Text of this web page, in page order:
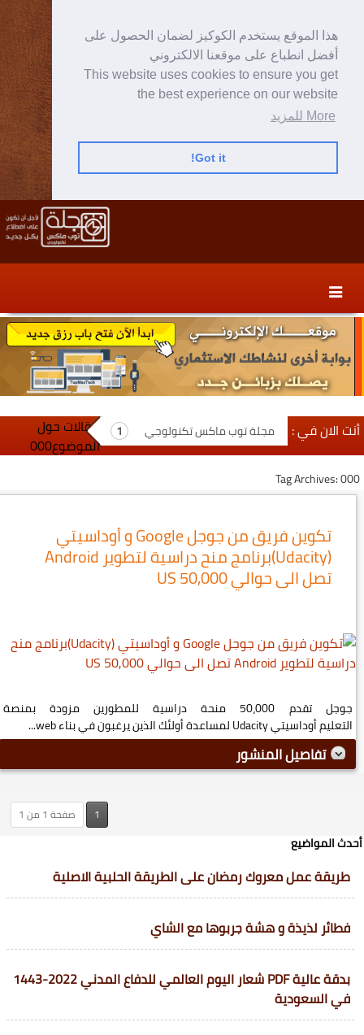
هذا الموقع يستخدم الكوكيز لضمان الحصول على
أفضل انطباع على موقعنا الالكتروني
This website uses cookies to ensure you get
the best experience on our website
More للمزيد
Got it!
content
secondary
content
أنت الان في : مجلة توب ماكس تكنولوجي
مقالات حول
الموضوع000
Tag Archives: 000
تكوين فريق من جوجل Google و أوداسيتي
(Udacity)برنامج منح دراسية لتطوير Android
تصل الى حوالي 50,000 US
جوجل تقدم 50،000 منحة دراسية للمطورين مزودة بمنصة
التعليم أوداسيتي Udacity لمساعدة أولئك الذين يرغبون في بناء web...
تفاصيل المنشور
صفحة 1 من 1 1
أحدث المواضيع
طريقة عمل معروك رمضان على الطريقة الحلبية الاصلية
فطائر لذيذة و هشة جربوها مع الشاي
بدقة عالية PDF شعار اليوم العالمي للدفاع المدني 2022-1443
في السعودية